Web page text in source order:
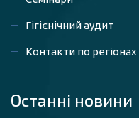
Гігієнічний аудит
Контакти по регіонах
Останні новини